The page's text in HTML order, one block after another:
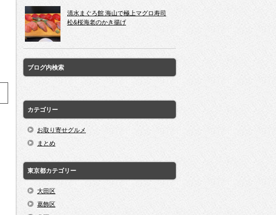
清水まぐろ館 海山で極上マグロ寿司
松&桜海老のかき揚げ
ブログ内検索
カテゴリー
お取り寄せグルメ
まとめ
東京都カテゴリー
大田区
葛飾区